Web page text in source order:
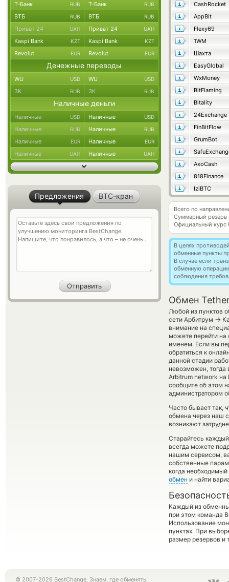
CashRocket
AppBit
Flexy69
1WM
Шахта
EasyGlobal
WxMoney
BitFlaming
Bitality
24Exchange
FinBitFlow
GrumBot
AxoCash
818Finance
IziBTC
Всего по
Суммарный резерв
Официальный курс
В целях
обменные пункты
В случае если
обменную
соблюдения
Обмен Tether
Любой из пунктов
сети Арбитрум →
внимание на
можете перейти
именем. Если вы
обратиться к
данной стадии
невозможен,
Arbitrum network
сообщите об этом
администратором
Часто бывает так,
обмена через наш
возникают
Старайтесь
всегда можете
нашим сервисом,
собственные
когда
обмен и найти
Каждый из
при этом команда
Использование
пунктах. При
размер резервов и
Т-Банк RUB Т-Банк RUB
ВТБ RUB ВТБ RUB
Приват 24 UAH Приват 24 UAH
Kaspi Bank KZT Kaspi Bank KZT
Revolut EUR Revolut EUR
Денежные переводы
WU USD WU USD
ЗК RUB ЗК RUB
Наличные деньги
Наличные USD Наличные USD
Наличные RUB Наличные RUB
Наличные EUR Наличные EUR
Наличные UAH Наличные UAH
Предложения BTC-кран
© 2007-2026 BestChange. Знаем, где обменять!